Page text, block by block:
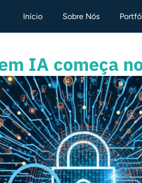
Início Sobre Nós
IA começa